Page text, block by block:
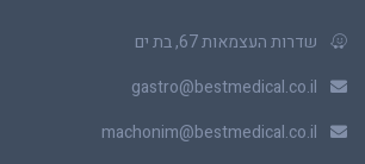
שדרות העצמאות 67, בת ים
gastro@bestmedical.co.il
machonim@bestmedical.co.il